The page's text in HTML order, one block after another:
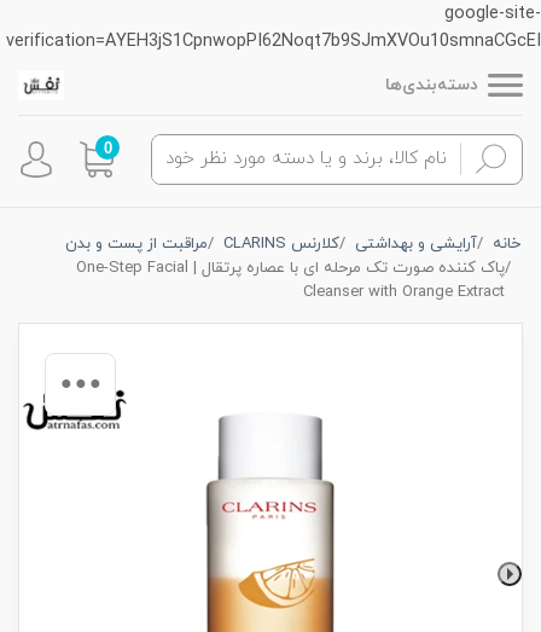
google-site-
verification=AYEH3jS1CpnwopPI62Noqt7b9SJmXVOu10smnaCGcEI
دسته‌بندی‌ها
0
خانه آرایشی و بهداشتی کلارنس CLARINS
مراقبت از پست و بدن
پاک کننده صورت تک مرحله ای با عصاره پرتقال | One-Step Facial
Cleanser with Orange Extract